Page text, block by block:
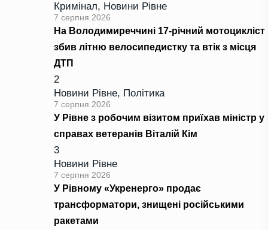
Кримінал, Новини Рівне
7 серпня 2026
На Володимиреччині 17-річний мотоцикліст
збив літню велосипедистку та втік з місця
ДТП
2
Новини Рівне, Політика
7 серпня 2026
У Рівне з робочим візитом приїхав міністр у
справах ветеранів Віталій Кім
3
Новини Рівне
7 серпня 2026
У Рівному «Укренерго» продає
трансформатори, знищені російськими
ракетами